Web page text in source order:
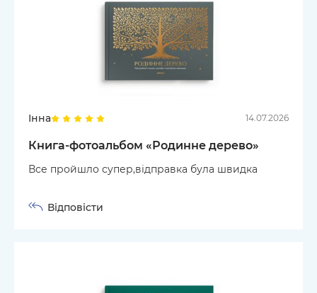
Інна 14.07.2026
Книга-фотоальбом «Родинне дерево»
Все пройшло супер,відправка була швидка
Відповісти